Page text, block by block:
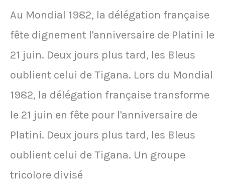
par
peur
des
supporters
Au Mondial 1982, la délégation française
fête dignement l'anniversaire de Platini le
21 juin. Deux jours plus tard, les Bleus
oublient celui de Tigana. Lors du Mondial
1982, la délégation française transforme
le 21 juin en fête pour l'anniversaire de
Platini. Deux jours plus tard, les Bleus
oublient celui de Tigana. Un groupe
tricolore divisé